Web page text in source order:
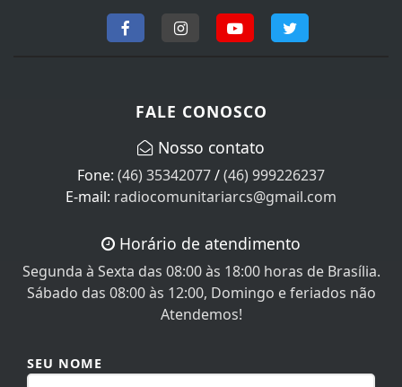
FALE CONOSCO
Nosso contato
Fone: (46) 35342077/(46) 999226237
E-mail: radiocomunitariarcs@gmail.com
Horário de atendimento
Segunda à Sexta das 08:00 às 18:00 horas de Brasília.
Sábado das 08:00 às 12:00, Domingo e feriados não
Atendemos!
SEU NOME